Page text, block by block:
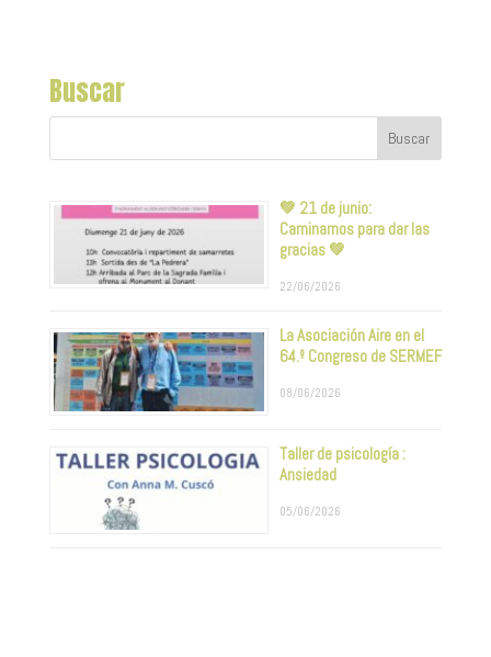
Buscar
💚 21 de junio:
Caminamos para dar las
gracias 💚
22/06/2026
La Asociación Aire en el
64.º Congreso de SERMEF
08/06/2026
Taller de psicología :
Ansiedad
05/06/2026